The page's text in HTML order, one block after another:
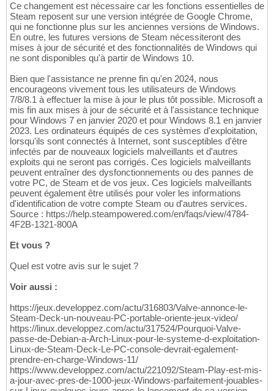
Ce changement est nécessaire car les fonctions essentielles de
Steam reposent sur une version intégrée de Google Chrome,
qui ne fonctionne plus sur les anciennes versions de Windows.
En outre, les futures versions de Steam nécessiteront des
mises à jour de sécurité et des fonctionnalités de Windows qui
ne sont disponibles qu'à partir de Windows 10.
Bien que l'assistance ne prenne fin qu'en 2024, nous
encourageons vivement tous les utilisateurs de Windows
7/8/8.1 à effectuer la mise à jour le plus tôt possible. Microsoft a
mis fin aux mises à jour de sécurité et à l'assistance technique
pour Windows 7 en janvier 2020 et pour Windows 8.1 en janvier
2023. Les ordinateurs équipés de ces systèmes d'exploitation,
lorsqu'ils sont connectés à Internet, sont susceptibles d'être
infectés par de nouveaux logiciels malveillants et d'autres
exploits qui ne seront pas corrigés. Ces logiciels malveillants
peuvent entraîner des dysfonctionnements ou des pannes de
votre PC, de Steam et de vos jeux. Ces logiciels malveillants
peuvent également être utilisés pour voler les informations
d'identification de votre compte Steam ou d'autres services.
Source : https://help.steampowered.com/en/faqs/view/4784-
4F2B-1321-800A
Et vous ?
Quel est votre avis sur le sujet ?
Voir aussi :
https://jeux.developpez.com/actu/316803/Valve-annonce-le-
Steam-Deck-un-nouveau-PC-portable-oriente-jeux-video/
https://linux.developpez.com/actu/317524/Pourquoi-Valve-
passe-de-Debian-a-Arch-Linux-pour-le-systeme-d-exploitation-
Linux-de-Steam-Deck-Le-PC-console-devrait-egalement-
prendre-en-charge-Windows-11/
https://www.developpez.com/actu/221092/Steam-Play-est-mis-
a-jour-avec-pres-de-1000-jeux-Windows-parfaitement-jouables-